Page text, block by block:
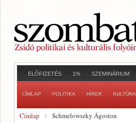
ELŐFIZETÉS 1% SZEMINÁRIUM
CÍMLAP POLITIKA HÍREK KULTÚRA
Címlap Schmelowszky Ágoston